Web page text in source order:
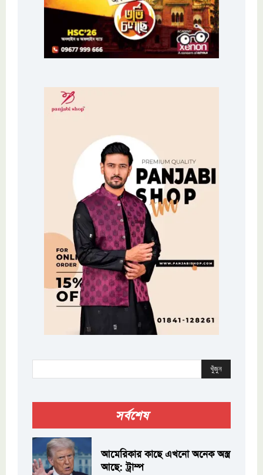
খুঁজুন
সর্বশেষ
আমেরিকার কাছে এখনো অনেক অস্ত্র
আছে: ট্রাম্প